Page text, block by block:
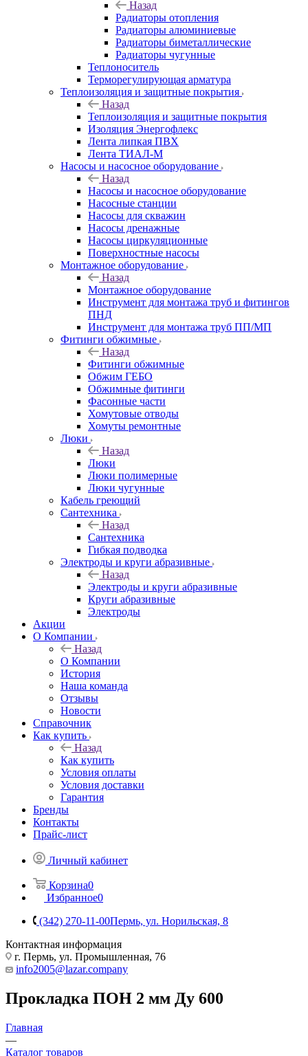
Назад
Радиаторы отопления
Радиаторы алюминиевые
Радиаторы биметаллические
Радиаторы чугунные
Теплоноситель
Терморегулирующая арматура
Теплоизоляция и защитные покрытия
Назад
Теплоизоляция и защитные покрытия
Изоляция Энергофлекс
Лента липкая ПВХ
Лента ТИАЛ-М
Насосы и насосное оборудование
Назад
Насосы и насосное оборудование
Насосные станции
Насосы для скважин
Насосы дренажные
Насосы циркуляционные
Поверхностные насосы
Монтажное оборудование
Назад
Монтажное оборудование
Инструмент для монтажа труб и фитингов
ПНД
Инструмент для монтажа труб ПП/МП
Фитинги обжимные
Назад
Фитинги обжимные
Обжим ГЕБО
Обжимные фитинги
Фасонные части
Хомутовые отводы
Хомуты ремонтные
Люки
Назад
Люки
Люки полимерные
Люки чугунные
Кабель греющий
Сантехника
Назад
Сантехника
Гибкая подводка
Электроды и круги абразивные
Назад
Электроды и круги абразивные
Круги абразивные
Электроды
Акции
О Компании
Назад
О Компании
История
Наша команда
Отзывы
Новости
Справочник
Как купить
Назад
Как купить
Условия оплаты
Условия доставки
Гарантия
Бренды
Контакты
Прайс-лист
Личный кабинет
Корзина0
Избранное0
(342) 270-11-00Пермь, ул. Норильская, 8
Контактная информация
г. Пермь, ул. Промышленная, 76
info2005@lazar.company
Прокладка ПОН 2 мм Ду 600
Главная
—
Каталог товаров